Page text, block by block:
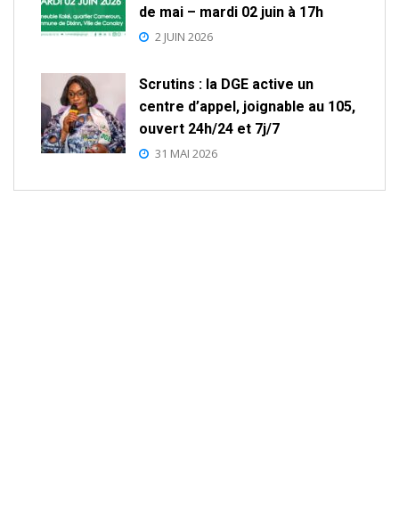
de mai – mardi 02 juin à 17h
2 JUIN 2026
Scrutins : la DGE active un
centre d’appel, joignable au 105,
ouvert 24h/24 et 7j/7
31 MAI 2026